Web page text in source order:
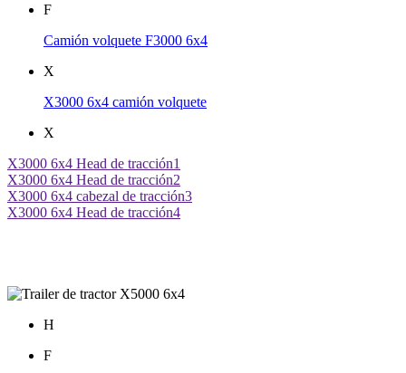
F
Camión volquete F3000 6x4
X
X3000 6x4 camión volquete
X
X3000 6x4 Head de tracción1
X3000 6x4 Head de tracción2
X3000 6x4 cabezal de tracción3
X3000 6x4 Head de tracción4
H
F